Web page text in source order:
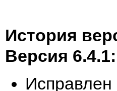
История
Версия 6.4.1: